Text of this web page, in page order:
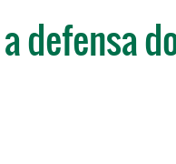
defensa